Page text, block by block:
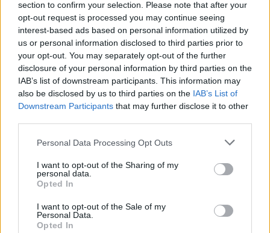
section to confirm your selection. Please note that after your
opt-out request is processed you may continue seeing
interest-based ads based on personal information utilized by
us or personal information disclosed to third parties prior to
your opt-out. You may separately opt-out of the further
disclosure of your personal information by third parties on the
IAB’s list of downstream participants. This information may
also be disclosed by us to third parties on the IAB’s List of
Downstream Participants that may further disclose it to other
Personal Data Processing Opt Outs
I want to opt-out of the Sharing of my
personal data.
Opted In
I want to opt-out of the Sale of my
Personal Data.
Opted In
1937
Hófehérke és a hét törpe
2009
Summer Wars
SOROZAT